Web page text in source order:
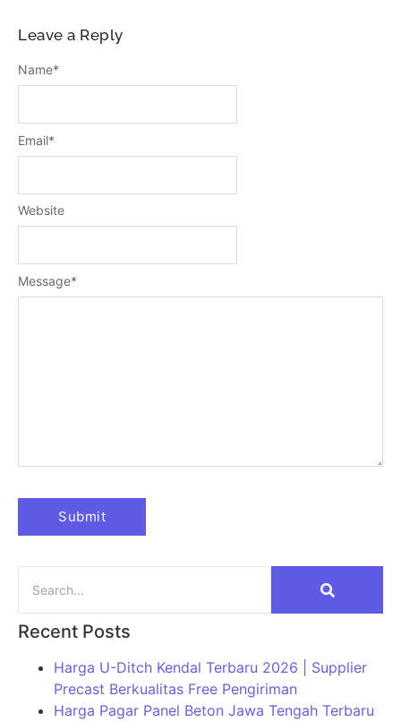
Leave a Reply
Message*
Name*
Email*
Website
Recent Posts
Harga U-Ditch Kendal Terbaru 2026 | Supplier
Precast Berkualitas Free Pengiriman
Harga Pagar Panel Beton Jawa Tengah Terbaru